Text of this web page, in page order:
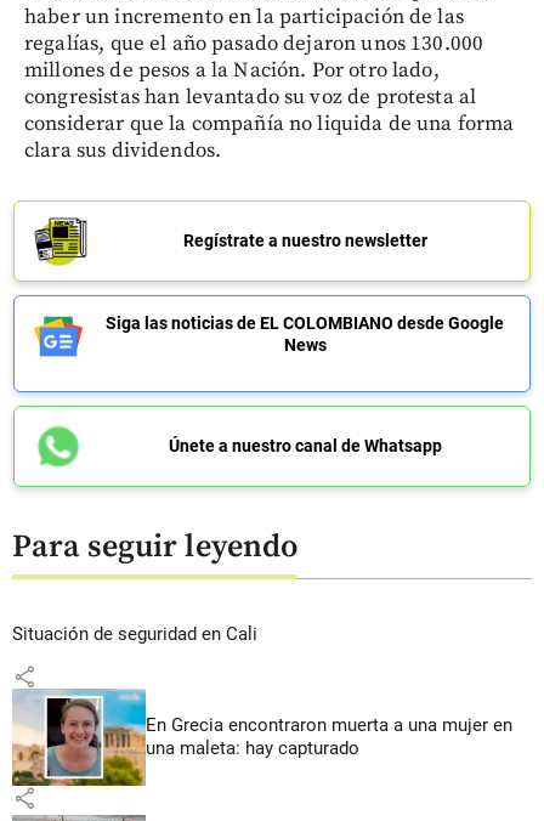
haber un incremento en la participación de las
regalías, que el año pasado dejaron unos 130.000
millones de pesos a la Nación. Por otro lado,
congresistas han levantado su voz de protesta al
considerar que la compañía no liquida de una forma
clara sus dividendos.
Regístrate a nuestro newsletter
Siga las noticias de EL COLOMBIANO desde Google
News
Únete a nuestro canal de Whatsapp
Para seguir leyendo
Situación de seguridad en Cali
share
En Grecia encontraron muerta a una mujer en
una maleta: hay capturado
share